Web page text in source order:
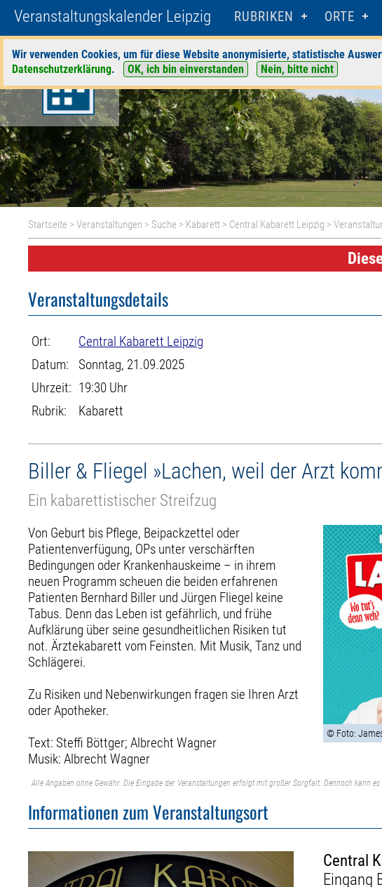
Veranstaltungskalender Leipzig RUBRIKEN ORTE
Wir verwenden Cookies, um für diese Website anonymisierte, statistische
Datenschutzerklärung. OK, ich bin einverstanden Nein, bitte nicht
Startseite >Veranstaltungen > Suche > Kabarett > Central Kabarett Leipzig >
Veranstaltungsdetails
Ort:
Central Kabarett Leipzig
Datum:
Sonntag, 21.09.2025
Uhrzeit: 19:30 Uhr
Rubrik:
Kabarett
Biller & Fliegel »Lachen, weil der Arzt
Ein kabarettistischer Streifzug
Von Geburt bis Pflege, Beipackzettel oder
Patientenverfügung, OPs unter verschärften
Bedingungen oder Krankenhauskeime – in ihrem
neuen Programm scheuen die beiden erfahrenen
Patienten Bernhard Biller und Jürgen Fliegel keine
Tabus. Denn das Leben ist gefährlich, und frühe
Aufklärung über seine gesundheitlichen Risiken tut
not. Ärztekabarett vom Feinsten. Mit Musik, Tanz und
Schlägerei.
Zu Risiken und Nebenwirkungen fragen sie Ihren Arzt
oder Apotheker.
Text: Steffi Böttger; Albrecht Wagner
Musik: Albrecht Wagner
© Foto:
Alle Angaben ohne Gewähr. Die Eingabe der Veranstaltungen erfolgt mit großer Sorgfalt. Dennoch kann
Informationen zum Veranstaltungsort
Central
Eingang